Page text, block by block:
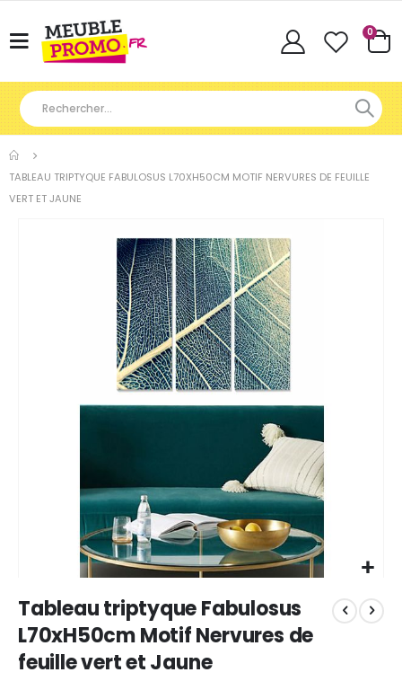
Basculer
Cart
0
TABLEAU TRIPTYQUE FABULOSUS L70XH50CM MOTIF NERVURES DE FEUILLE
VERT ET JAUNE
to
the
beginning
of
Tableau triptyque Fabulosus
L70xH50cm Motif Nervures de
feuille vert et Jaune